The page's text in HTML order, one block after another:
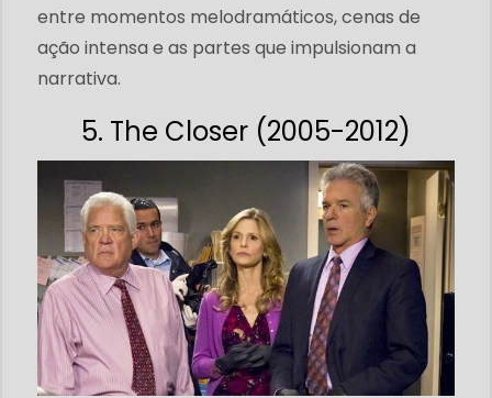
entre momentos melodramáticos, cenas de
ação intensa e as partes que impulsionam a
narrativa.
5. The Closer (2005-2012)